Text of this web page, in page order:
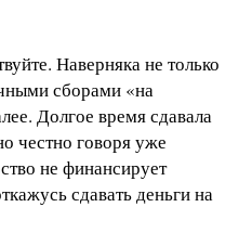
Наверняка не только
сборами «на
Долгое время сдавала
честно говоря уже
не финансирует
сдавать деньги на